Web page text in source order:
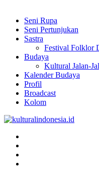
Seni Rupa
Seni Pertunjukan
Sastra
Festival Folklor
Budaya
Kultural Jalan-
Kalender Budaya
Profil
Broadcast
Kolom